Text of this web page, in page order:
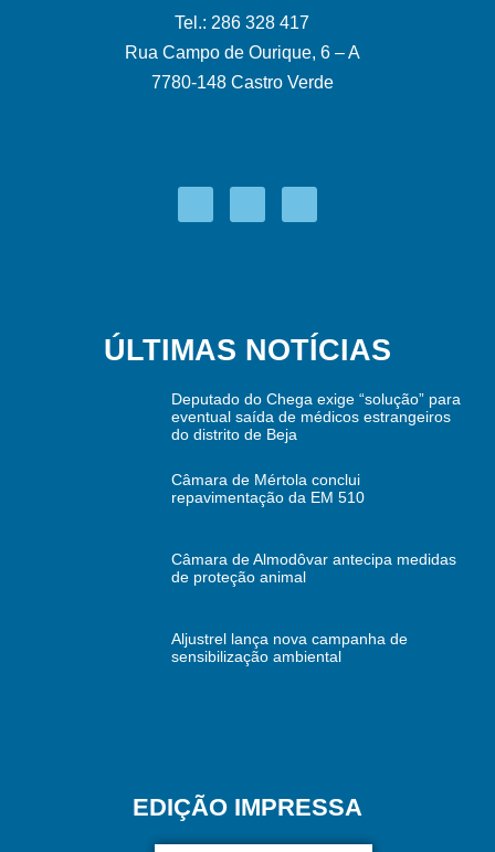
Tel.: 286 328 417
Rua Campo de Ourique, 6 – A
7780-148 Castro Verde
ÚLTIMAS NOTÍCIAS
Deputado do Chega exige “solução” para
eventual saída de médicos estrangeiros
do distrito de Beja
Câmara de Mértola conclui
repavimentação da EM 510
Câmara de Almodôvar antecipa medidas
de proteção animal
Aljustrel lança nova campanha de
sensibilização ambiental
EDIÇÃO IMPRESSA